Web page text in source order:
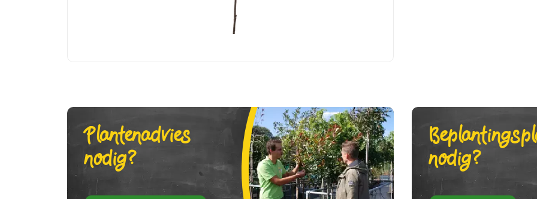
Plantenadvies
nodig?
nodig?